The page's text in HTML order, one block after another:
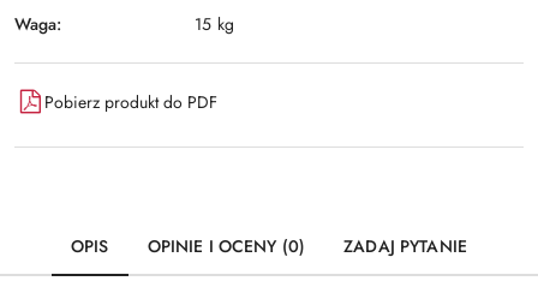
Waga: 15 kg
Pobierz produkt do PDF
OPIS OPINIE I OCENY (0) ZADAJ PYTANIE